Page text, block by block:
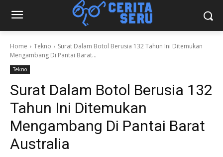
Home Tekno
Surat Dalam Botol Berusia 132 Tahun Ini Ditemukan
Mengambang Di Pantai Barat...
Tekno
Surat Dalam Botol Berusia 132
Tahun Ini Ditemukan
Mengambang Di Pantai Barat
Australia